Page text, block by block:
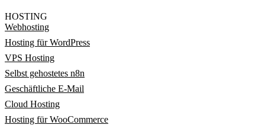
HOSTING
Webhosting
Hosting für WordPress
VPS Hosting
Selbst gehostetes n8n
Geschäftliche E-Mail
Cloud Hosting
Hosting für WooCommerce